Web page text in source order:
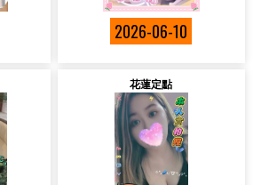
2026-06-10
花蓮定點